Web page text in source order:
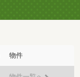
物件